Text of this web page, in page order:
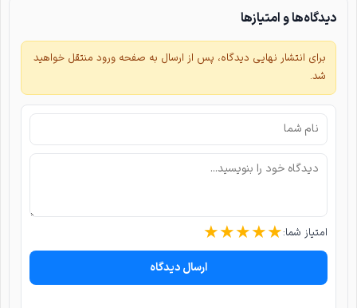
دیدگاه‌ها و امتیازها
برای انتشار نهایی دیدگاه، پس از ارسال به صفحه ورود منتقل خواهید
شد.
امتیاز شما: ★★★★★
ارسال دیدگاه